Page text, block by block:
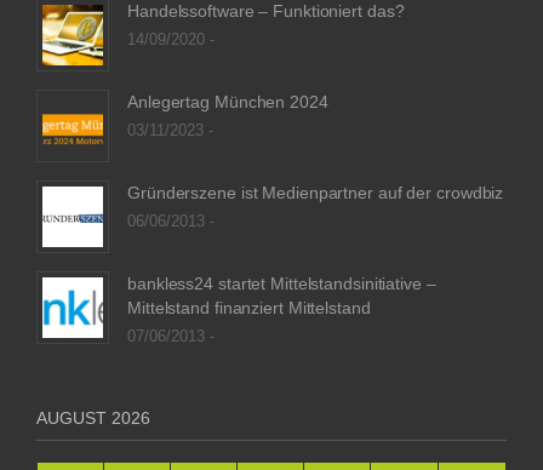
Handelssoftware – Funktioniert das?
14/09/2020 -
Anlegertag München 2024
03/11/2023 -
Gründerszene ist Medienpartner auf der crowdbiz
06/06/2013 -
bankless24 startet Mittelstandsinitiative –
Mittelstand finanziert Mittelstand
07/06/2013 -
AUGUST 2026